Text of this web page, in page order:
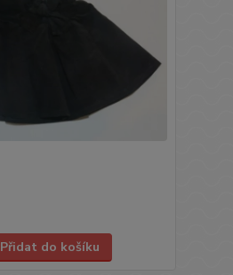
Přidat do košíku